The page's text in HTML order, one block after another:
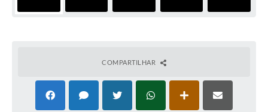
Intranet
3º Jornada Empreendedora BQ
Festival Gastronômico
Emprega Barbacena
COMPARTILHAR